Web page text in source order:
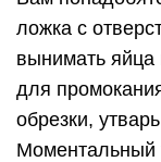
ложка с
вынимать
для
обрезки,
Моментальный